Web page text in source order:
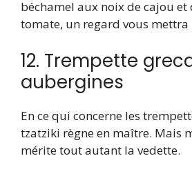
béchamel aux noix de cajou et
tomate, un regard vous mettra
12. Trempette
aubergines
En ce qui concerne les
tzatziki règne en maître. Mais
mérite tout autant la vedette.